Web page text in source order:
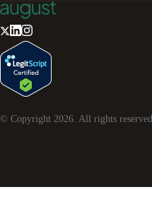
© Copyright 2026 . All rights reserved.